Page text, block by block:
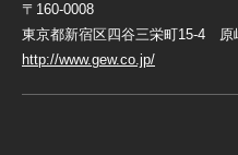
〒160-0008
東京都新宿区四谷三栄町15-4 原
http://www.gew.co.jp/